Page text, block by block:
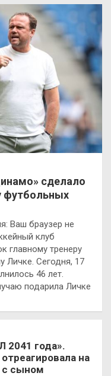
сделало
футбольных
Ваш браузер не
клуб
главному тренеру
Личке. Сегодня, 17
46 лет.
подарила Личке
2041 года».
на
с сыном